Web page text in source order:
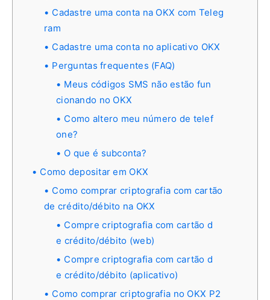
Cadastre uma conta na OKX com Teleg
ram
Cadastre uma conta no aplicativo OKX
Perguntas frequentes (FAQ)
Meus códigos SMS não estão fun
cionando no OKX
Como altero meu número de telef
one?
O que é subconta?
Como depositar em OKX
Como comprar criptografia com cartão
de crédito/débito na OKX
Compre criptografia com cartão d
e crédito/débito (web)
Compre criptografia com cartão d
e crédito/débito (aplicativo)
Como comprar criptografia no OKX P2